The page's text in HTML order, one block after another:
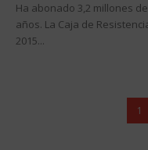
Ha abonado 3,2 millones
años. La Caja de
2015...
1